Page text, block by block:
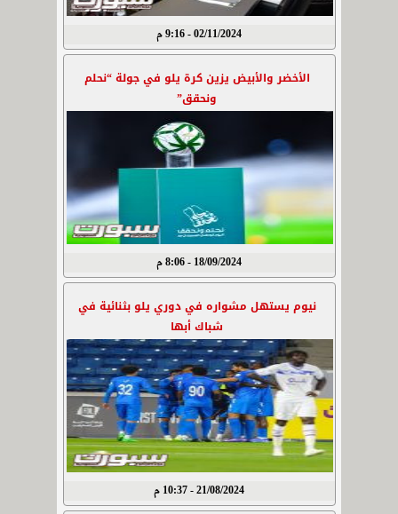
02/11/2024 - 9:16 م
الأخضر والأبيض يزين كرة يلو في جولة “نحلم
ونحقق”
18/09/2024 - 8:06 م
نيوم يستهل مشواره في دوري يلو بثنائية في
شباك أبها
21/08/2024 - 10:37 م